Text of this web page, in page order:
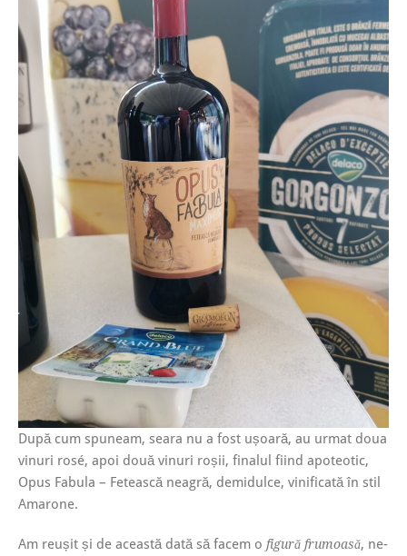
După cum spuneam, seara nu a fost ușoară, au urmat doua
vinuri rosé, apoi două vinuri roșii, finalul fiind apoteotic,
Opus Fabula – Fetească neagră, demidulce, vinificată în stil
Amarone.
Am reușit și de această dată să facem o figură frumoasă, ne-